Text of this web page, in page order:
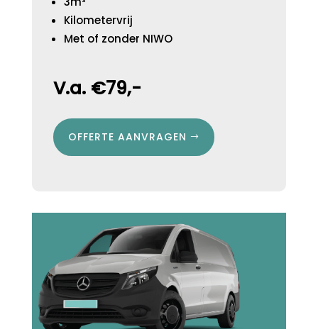
Kilometervrij
Met of zonder NIWO
V.a. €79,-
OFFERTE AANVRAGEN